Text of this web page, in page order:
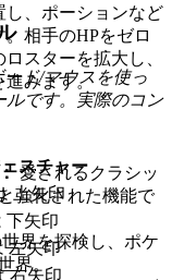
し、ポーションなど
相手のHPをゼロ
スターを拡大し、
進みます。
愛されるクラシッ
強化された機能で
界を探検し、ポケ
界。
ド/マウスを使っ
ルです。実際のコン
スチャー
上矢印
下矢印
左矢印
右矢印